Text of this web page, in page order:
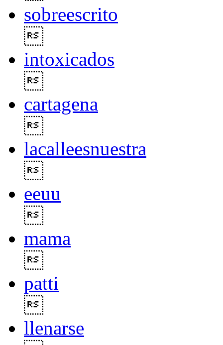
sobreescrito
intoxicados
cartagena
lacalleesnuestra
eeuu
mama
patti
llenarse